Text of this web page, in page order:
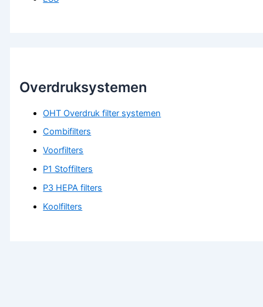
Overdruksystemen
OHT Overdruk filter systemen
Combifilters
Voorfilters
P1 Stoffilters
P3 HEPA filters
Koolfilters